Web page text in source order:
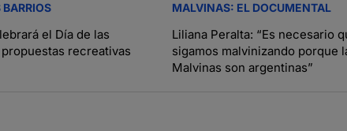
el Día de las
recreativas
MALVINAS: EL DOCUMENTAL
Liliana Peralta: “Es necesario
sigamos malvinizando porque
Malvinas son argentinas”